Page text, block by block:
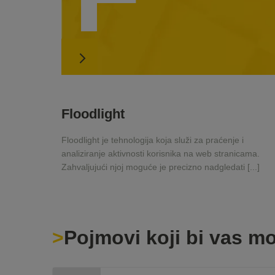
Floodlight
Floodlight je tehnologija koja služi za praćenje i
analiziranje aktivnosti korisnika na web stranicama.
Zahvaljujući njoj moguće je precizno nadgledati [...]
Pojmovi koji bi vas